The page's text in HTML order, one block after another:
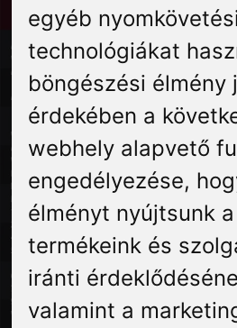
egyéb
technológiákat
böngészési élmény
érdekében a
webhely alapvető
engedélyezése,
élményt nyújtsunk
termékeink és
iránti
valamint a
Programok
Szállás
Vendéglátás
Élmények
Gyógyuljon Kisújon